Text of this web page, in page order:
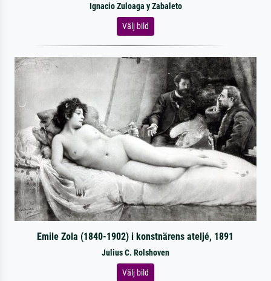
Ignacio Zuloaga y Zabaleto
Välj bild
Emile Zola (1840-1902) i konstnärens ateljé, 1891
Julius C. Rolshoven
Välj bild